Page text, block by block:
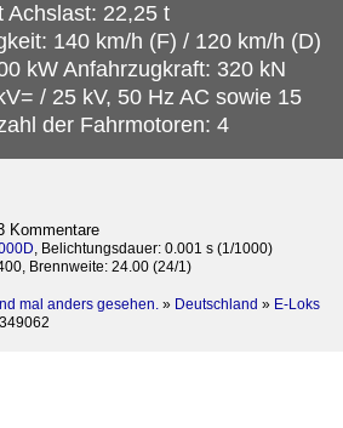
Achslast: 22,25 t
140 km/h (F) / 120 km/h (D)
kW Anfahrzugkraft: 320 kN
/ 25 kV, 50 Hz AC sowie 15
der Fahrmotoren: 4
Kommentare
, Belichtungsdauer: 0.001 s (1/1000)
Brennweite: 24.00 (24/1)
mal anders gesehen. » Deutschland » E-Loks
349062